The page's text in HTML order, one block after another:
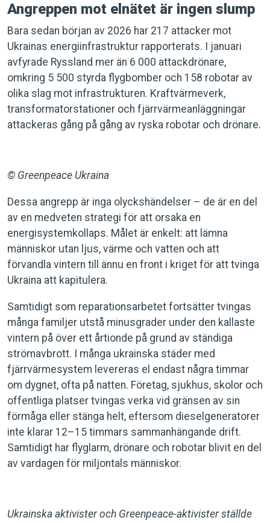
Angreppen mot elnätet är ingen slump
Bara sedan början av 2026 har 217 attacker mot
Ukrainas energiinfrastruktur rapporterats. I januari
avfyrade Ryssland mer än 6 000 attackdrönare,
omkring 5 500 styrda flygbomber och 158 robotar av
olika slag mot infrastrukturen. Kraftvärmeverk,
transformatorstationer och fjärrvärmeanläggningar
attackeras gång på gång av ryska robotar och drönare.
© Greenpeace Ukraina
Dessa angrepp är inga olyckshändelser – de är en del
av en medveten strategi för att orsaka en
energisystemkollaps. Målet är enkelt: att lämna
människor utan ljus, värme och vatten och att
förvandla vintern till ännu en front i kriget för att tvinga
Ukraina att kapitulera.
Samtidigt som reparationsarbetet fortsätter tvingas
många familjer utstå minusgrader under den kallaste
vintern på över ett årtionde på grund av ständiga
strömavbrott. I många ukrainska städer med
fjärrvärmesystem levereras el endast några timmar
om dygnet, ofta på natten. Företag, sjukhus, skolor och
offentliga platser tvingas verka vid gränsen av sin
förmåga eller stänga helt, eftersom dieselgeneratorer
inte klarar 12–15 timmars sammanhängande drift.
Samtidigt har flyglarm, drönare och robotar blivit en del
av vardagen för miljontals människor.
Ukrainska aktivister och Greenpeace-aktivister ställde